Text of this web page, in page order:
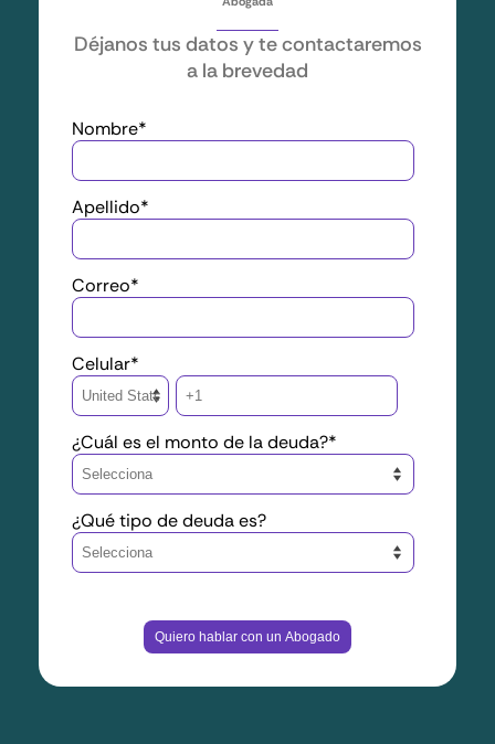
Déjanos tus datos y te contactaremos
a la brevedad
Nombre*
Apellido*
Correo*
Celular*
¿Cuál es el monto de la deuda?*
¿Qué tipo de deuda es?